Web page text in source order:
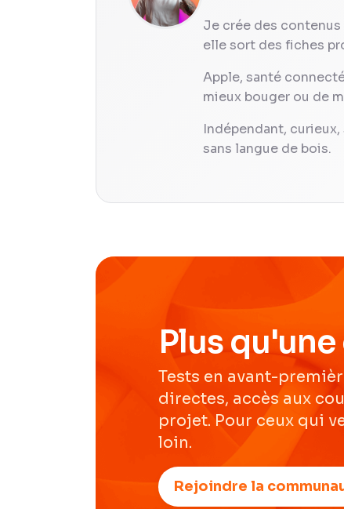
Je crée des
elle sort des fiches
Apple, santé
mieux bouger ou de
Indépendant,
sans langue de bois.
Plus
Tests en avant-
directes, accès aux
projet. Pour ceux qui
loin.
Rejoindre la